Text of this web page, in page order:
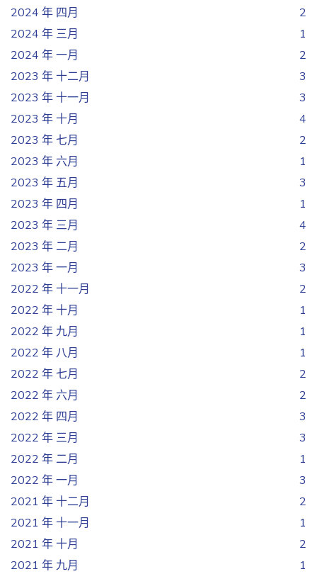
2024 年 四月
2
2024 年 三月
1
2024 年 一月
2
2023 年 十二月
3
2023 年 十一月
3
2023 年 十月
4
2023 年 七月
2
2023 年 六月
1
2023 年 五月
3
2023 年 四月
1
2023 年 三月
4
2023 年 二月
2
2023 年 一月
3
2022 年 十一月
2
2022 年 十月
1
2022 年 九月
1
2022 年 八月
1
2022 年 七月
2
2022 年 六月
2
2022 年 四月
3
2022 年 三月
3
2022 年 二月
1
2022 年 一月
3
2021 年 十二月
2
2021 年 十一月
1
2021 年 十月
2
2021 年 九月
1